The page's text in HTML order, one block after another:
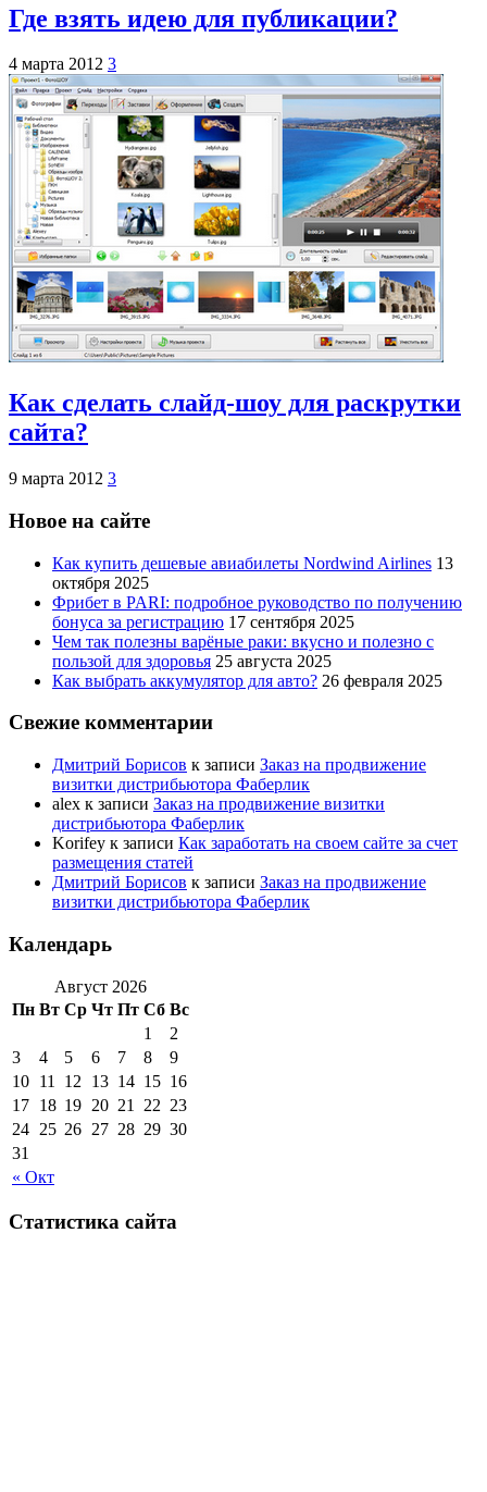
Где взять идею для публикации?
4 марта 2012 3
Как сделать слайд-шоу для раскрутки
сайта?
9 марта 2012 3
Новое на сайте
Как купить дешевые авиабилеты Nordwind Airlines 13
октября 2025
Фрибет в PARI: подробное руководство по получению
бонуса за регистрацию 17 сентября 2025
Чем так полезны варёные раки: вкусно и полезно с
пользой для здоровья 25 августа 2025
Как выбрать аккумулятор для авто? 26 февраля 2025
Свежие комментарии
Дмитрий Борисов к записи Заказ на продвижение
визитки дистрибьютора Фаберлик
alex к записи Заказ на продвижение визитки
дистрибьютора Фаберлик
Korifey к записи Как заработать на своем сайте за счет
размещения статей
Дмитрий Борисов к записи Заказ на продвижение
визитки дистрибьютора Фаберлик
Календарь
Август 2026
Пн Вт Ср Чт Пт Сб Вс
« Окт
1
2
3
4 5 6 7 8
9
10 11 12 13 14 15 16
17 18 19 20 21 22 23
24 25 26 27 28 29 30
31
Статистика сайта